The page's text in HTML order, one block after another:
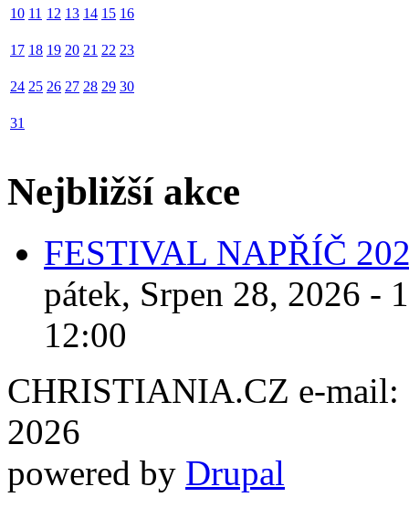
10 11 12 13 14 15 16
17 18 19 20 21 22 23
24 25 26 27 28 29 30
31
Nejbližší akce
FESTIVAL NAPŘÍČ
pátek, Srpen 28, 2026 -
12:00
CHRISTIANIA.CZ e-mail:
2026
powered by Drupal